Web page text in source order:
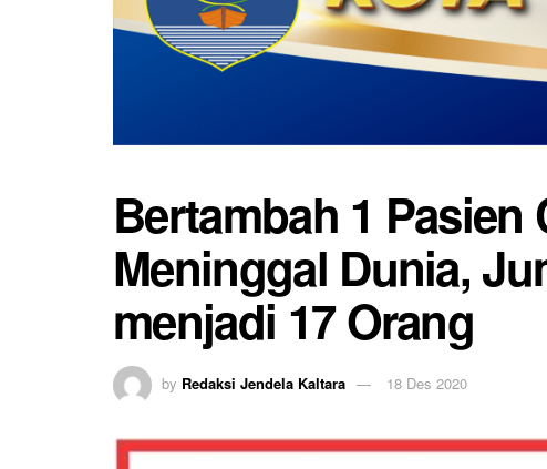
Bertambah 1 Pasien
Meninggal Dunia,
menjadi 17 Orang
by Redaksi Jendela Kaltara 18 Des 2020